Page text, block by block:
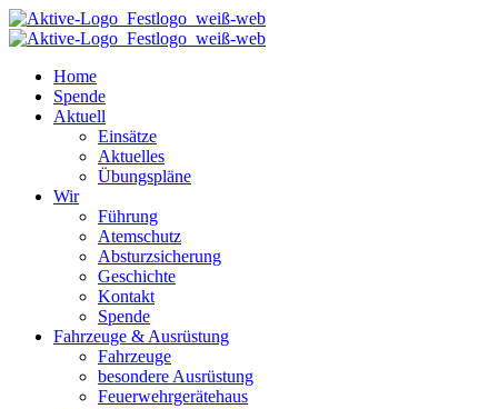
Home
Spende
Aktuell
Einsätze
Aktuelles
Übungspläne
Wir
Führung
Atemschutz
Absturzsicherung
Geschichte
Kontakt
Spende
Fahrzeuge & Ausrüstung
Fahrzeuge
besondere Ausrüstung
Feuerwehrgerätehaus